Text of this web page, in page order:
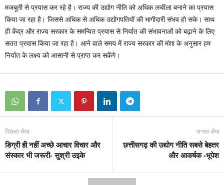
मजबूती से प्रयास कर रहे है। राज्य की उद्योग नीति को अधिक लचीला बनाने का प्रयास
किया जा रहा है। जिससे अधिक से अधिक उद्योगपतियों की भागीदारी संभव हो सके। साथ
ही केंद्र और राज्य सरकार के समन्वित प्रयास से निर्यात की संभावनाओं को बढ़ाने के लिए
सतत प्रयास किया जा रहा है। आने वाले समय में राज्य सरकार की मंशा के अनुसार हम
निर्यात के लक्ष्य को आसानी से प्राप्त कर सकेंगे।
पिछला लेख
डिग्री ही नहीं अच्छे आचार विचार और
संस्कार भी जरूरी- सुश्री उइके
अगला लेख
छत्तीसगढ़ की उद्योग नीति सबसे बेहतर
और आकर्षक -भूपेश